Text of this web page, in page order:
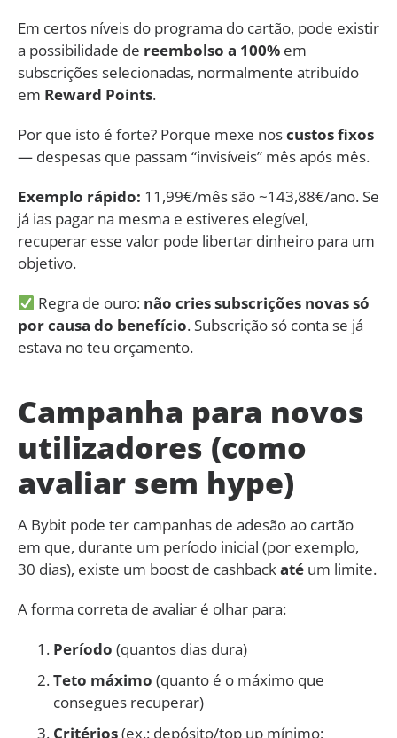
Em certos níveis do programa do cartão, pode existir
a possibilidade de reembolso a 100% em
subscrições selecionadas, normalmente atribuído
em Reward Points.
Por que isto é forte? Porque mexe noscustos fixos
— despesas que passam “invisíveis” mês após mês.
Exemplo rápido: 11,99€/mês são ~143,88€/ano. Se
já ias pagar na mesma e estiveres elegível,
recuperar esse valor pode libertar dinheiro para um
objetivo.
Regra de ouro: não cries subscrições novas só
por causa do benefício. Subscrição só conta se já
estava no teu orçamento.
Campanha para novos
utilizadores (como
avaliar sem hype)
A Bybit pode ter campanhas de adesão ao cartão
em que, durante um período inicial (por exemplo,
30 dias), existe um boost de cashbackaté um limite.
A forma correta de avaliar é olhar para:
Período (quantos dias dura)
Teto máximo (quanto é o máximo que
consegues recuperar)
Critérios(ex.: depósito/top up mínimo;